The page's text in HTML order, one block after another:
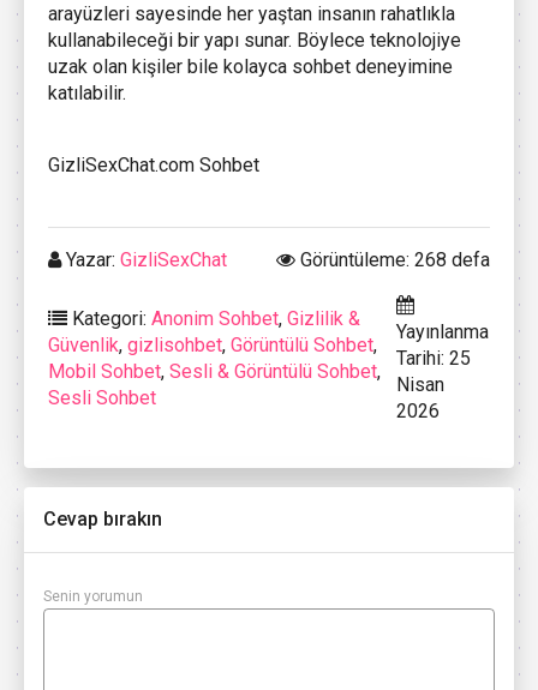
arayüzleri sayesinde her yaştan insanın rahatlıkla
kullanabileceği bir yapı sunar. Böylece teknolojiye
uzak olan kişiler bile kolayca sohbet deneyimine
katılabilir.
GizliSexChat.com Sohbet
Yazar: GizliSexChat Görüntüleme: 268 defa
Kategori: Anonim Sohbet, Gizlilik &
Güvenlik, gizlisohbet, Görüntülü Sohbet,
Mobil Sohbet, Sesli & Görüntülü Sohbet,
Sesli Sohbet
Yayınlanma
Tarihi: 25
Nisan
2026
Cevap bırakın
Senin yorumun